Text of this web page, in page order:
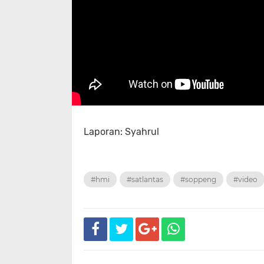
Laporan: Syahrul
#hmi #satlantas #soppeng #video